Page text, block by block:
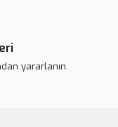
yararlanın.